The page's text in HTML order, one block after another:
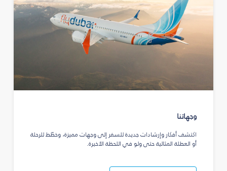
وجهاتنا
اكتشف أفكار وإرشادات جديدة للسفر إلى وجهات مميزة، وخطّط للرحلة
أو العطلة المثالية حتى ولو في اللحظة الأخيرة.